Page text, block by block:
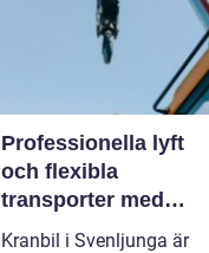
Professionella lyft
och flexibla
transporter med
kranbil i Svenljunga
Kranbil i Svenljunga är